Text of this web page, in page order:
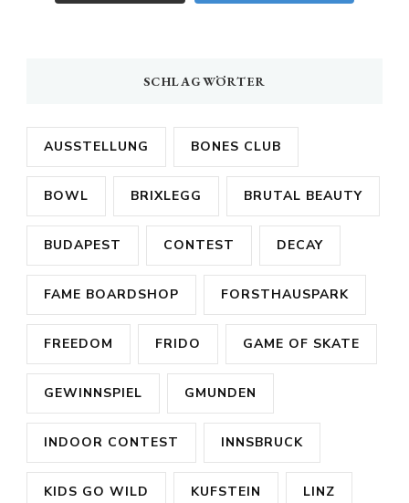
SCHLAGWÖRTER
AUSSTELLUNG BONES CLUB
BOWL BRIXLEGG BRUTAL BEAUTY
BUDAPEST CONTEST DECAY
FAME BOARDSHOP FORSTHAUSPARK
FREEDOM FRIDO GAME OF SKATE
GEWINNSPIEL GMUNDEN
INDOOR CONTEST INNSBRUCK
KIDS GO WILD KUFSTEIN LINZ